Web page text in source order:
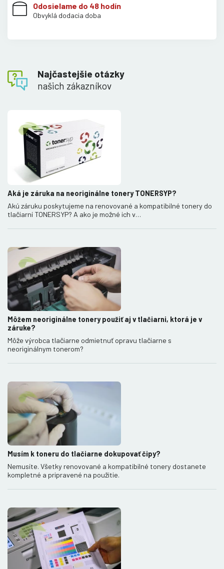
Odosielame do 48 hodín
Obvyklá dodacia doba
Najčastejšie otázky
našich zákazníkov
Aká je záruka na neoriginálne tonery TONERSYP?
Akú záruku poskytujeme na renovované a kompatibilné tonery do
tlačiarní TONERSYP? A ako je možné ich v…
Môžem neoriginálne tonery použiť aj v tlačiarni, ktorá je v
záruke?
Môže výrobca tlačiarne odmietnuť opravu tlačiarne s
neoriginálnym tonerom?
Musím k toneru do tlačiarne dokupovať čipy?
Nemusíte. Všetky renovované a kompatibilné tonery dostanete
kompletné a pripravené na použitie.